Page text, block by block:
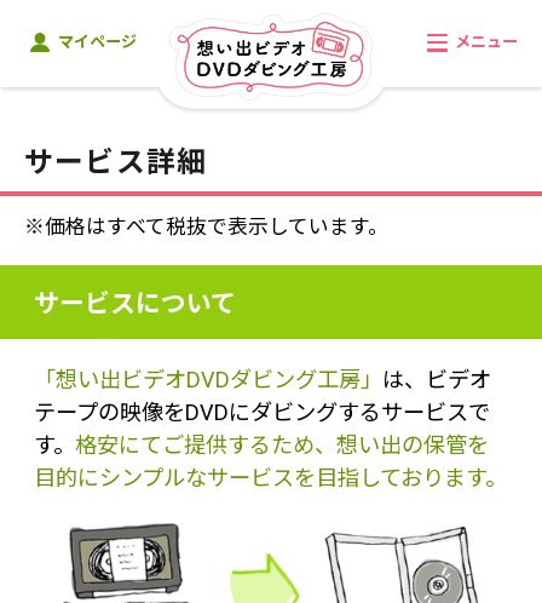
マイページ メニュー
サービス詳細
※価格はすべて税抜で表示しています。
サービスについて
「想い出ビデオDVDダビング工房」 は、ビデオ
テープの映像をDVDにダビングするサービスで
す。 格安にてご提供するため、想い出の保管を
目的にシンプルなサービスを目指しております。